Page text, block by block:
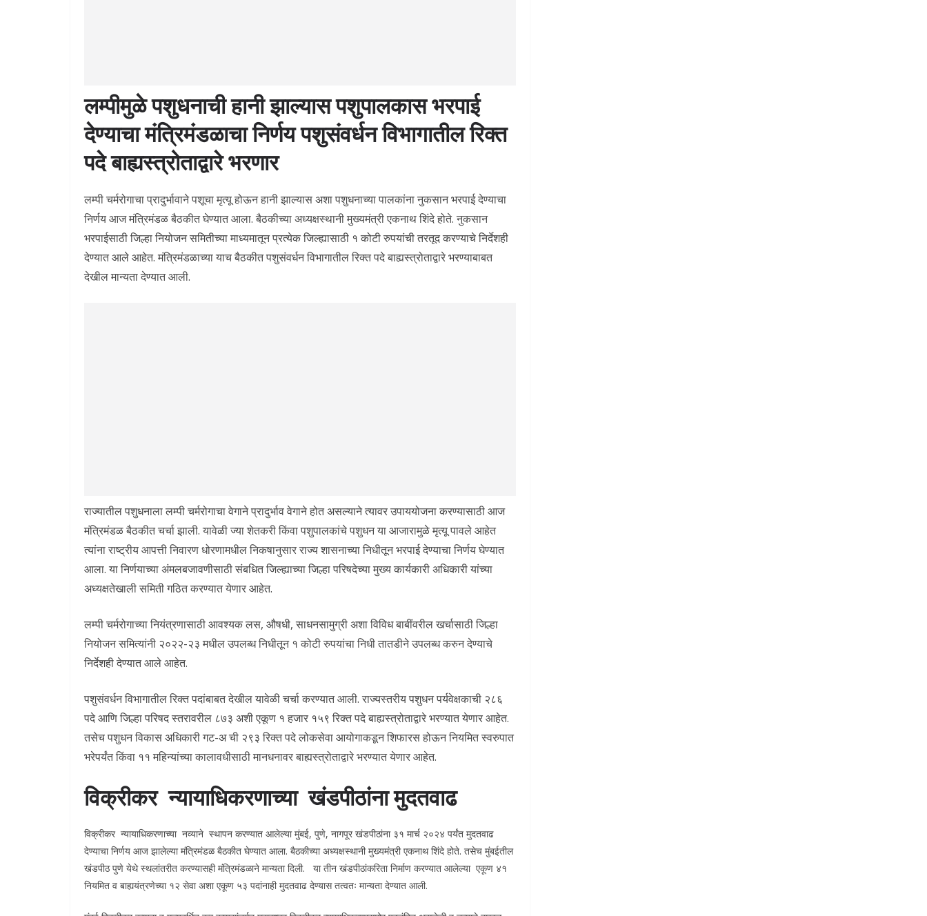
लम्पीमुळे पशुधनाची हानी झाल्यास पशुपालकास भरपाई
देण्याचा मंत्रिमंडळाचा निर्णयपशुसंवर्धन विभागातील रिक्त
पदे बाह्यस्त्रोताद्वारे भरणार
लम्पी चर्मरोगाचा प्रादुर्भावाने पशूचा मृत्यू होऊन हानी झाल्यास अशा पशुधनाच्या पालकांना नुकसान भरपाई देण्याचा
निर्णय आज मंत्रिमंडळ बैठकीत घेण्यात आला. बैठकीच्या अध्यक्षस्थानी मुख्यमंत्री एकनाथ शिंदे होते. नुकसान
भरपाईसाठी जिल्हा नियोजन समितीच्या माध्यमातून प्रत्येक जिल्ह्यासाठी १ कोटी रुपयांची तरतूद करण्याचे निर्देशही
देण्यात आले आहेत. मंत्रिमंडळाच्या याच बैठकीत पशुसंवर्धन विभागातील रिक्त पदे बाह्यस्त्रोताद्वारे भरण्याबाबत
देखील मान्यता देण्यात आली.
राज्यातील पशुधनाला लम्पी चर्मरोगाचा वेगाने प्रादुर्भाव वेगाने होत असल्याने त्यावर उपाययोजना करण्यासाठी आज
मंत्रिमंडळ बैठकीत चर्चा झाली. यावेळी ज्या शेतकरी किंवा पशुपालकांचे पशुधन या आजारामुळे मृत्यू पावले आहेत
त्यांना राष्ट्रीय आपत्ती निवारण धोरणामधील निकषानुसार राज्य शासनाच्या निधीतून भरपाई देण्याचा निर्णय घेण्यात
आला. या निर्णयाच्या अंमलबजावणीसाठी संबधित जिल्ह्याच्या जिल्हा परिषदेच्या मुख्य कार्यकारी अधिकारी यांच्या
अध्यक्षतेखाली समिती गठित करण्यात येणार आहेत.
लम्पी चर्मरोगाच्या नियंत्रणासाठी आवश्यक लस, औषधी, साधनसामुग्री अशा विविध बाबींवरील खर्चासाठी जिल्हा
नियोजन समित्यांनी २०२२-२३ मधील उपलब्ध निधीतून १ कोटी रुपयांचा निधी तातडीने उपलब्ध करुन देण्याचे
निर्देशही देण्यात आले आहेत.
पशुसंवर्धन विभागातील रिक्त पदांबाबत देखील यावेळी चर्चा करण्यात आली. राज्यस्तरीय पशुधन पर्यवेक्षकाची २८६
पदे आणि जिल्हा परिषद स्तरावरील ८७३ अशी एकूण १ हजार १५९ रिक्त पदे बाह्यस्त्रोताद्वारे भरण्यात येणार आहेत.
तसेच पशुधन विकास अधिकारी गट-अ ची २९३ रिक्त पदे लोकसेवा आयोगाकडून शिफारस होऊन नियमित स्वरुपात
भरेपर्यंत किंवा ११ महिन्यांच्या कालावधीसाठी मानधनावर बाह्यस्त्रोताद्वारे भरण्यात येणार आहेत.
विक्रीकर न्यायाधिकरणाच्या खंडपीठांना मुदतवाढ
विक्रीकर न्यायाधिकरणाच्या नव्याने स्थापन करण्यात आलेल्या मुंबई, पुणे, नागपूर खंडपीठांना ३१ मार्च २०२४ पर्यंत मुदतवाढ
देण्याचा निर्णय आज झालेल्या मंत्रिमंडळ बैठकीत घेण्यात आला. बैठकीच्या अध्यक्षस्थानी मुख्यमंत्री एकनाथ शिंदे होते. तसेच मुंबईतील
खंडपीठ पुणे येथे स्थलांतरीत करण्यासही मंत्रिमंडळाने मान्यता दिली. या तीन खंडपीठांकरिता निर्माण करण्यात आलेल्या एकूण ४१
नियमित व बाह्ययंत्रणेच्या १२ सेवा अशा एकूण ५३ पदांनाही मुदतवाढ देण्यास तत्वतः मान्यता देण्यात आली.